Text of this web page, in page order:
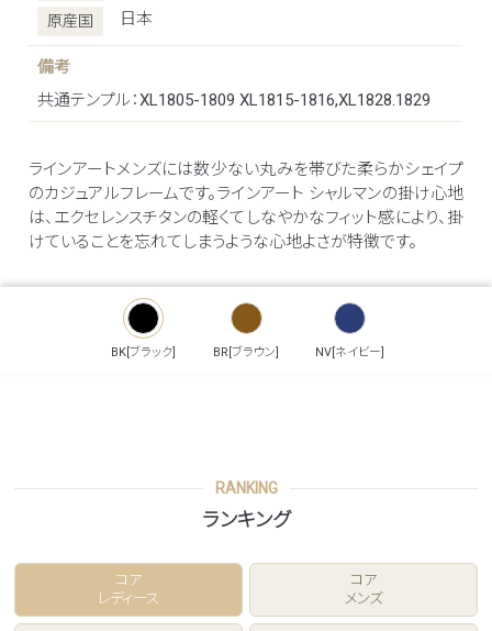
原産国 日本
備考
共通テンプル：XL1805-1809 XL1815-1816,XL1828.1829
ラインアートメンズには数少ない丸みを帯びた柔らかシェイプ
のカジュアルフレームです。ラインアート シャルマンの掛け心地
は、エクセレンスチタンの軽くてしなやかなフィット感により、掛
けていることを忘れてしまうような心地よさが特徴です。
BK[ブラック] BR[ブラウン] NV[ネイビー]
RANKING
ランキング
コア
レディース
コア
メンズ